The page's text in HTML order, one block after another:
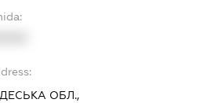
ОБЛ.,